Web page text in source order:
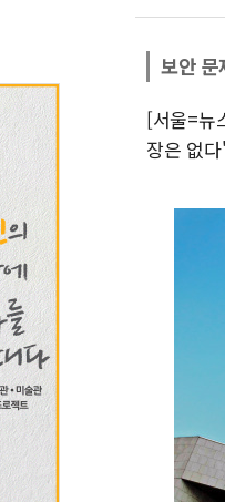
보안 문
[서울=뉴
장은 없